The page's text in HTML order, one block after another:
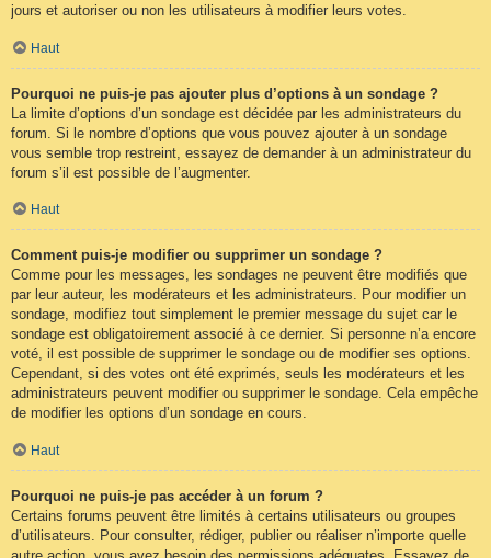
jours et autoriser ou non les utilisateurs à modifier leurs votes.
Haut
Pourquoi ne puis-je pas ajouter plus d’options à un sondage ?
La limite d’options d’un sondage est décidée par les administrateurs du
forum. Si le nombre d’options que vous pouvez ajouter à un sondage
vous semble trop restreint, essayez de demander à un administrateur du
forum s’il est possible de l’augmenter.
Haut
Comment puis-je modifier ou supprimer un sondage ?
Comme pour les messages, les sondages ne peuvent être modifiés que
par leur auteur, les modérateurs et les administrateurs. Pour modifier un
sondage, modifiez tout simplement le premier message du sujet car le
sondage est obligatoirement associé à ce dernier. Si personne n’a encore
voté, il est possible de supprimer le sondage ou de modifier ses options.
Cependant, si des votes ont été exprimés, seuls les modérateurs et les
administrateurs peuvent modifier ou supprimer le sondage. Cela empêche
de modifier les options d’un sondage en cours.
Haut
Pourquoi ne puis-je pas accéder à un forum ?
Certains forums peuvent être limités à certains utilisateurs ou groupes
d’utilisateurs. Pour consulter, rédiger, publier ou réaliser n’importe quelle